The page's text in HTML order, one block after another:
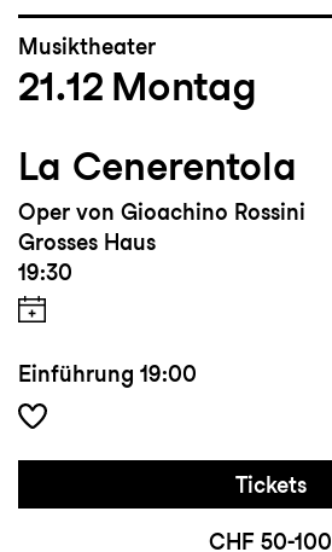
Musiktheater
21.12 Montag
La Cenerentola
Oper von Gioachino Rossini
Grosses Haus
19:30
Einführung 19:00
Tickets
CHF 50-100